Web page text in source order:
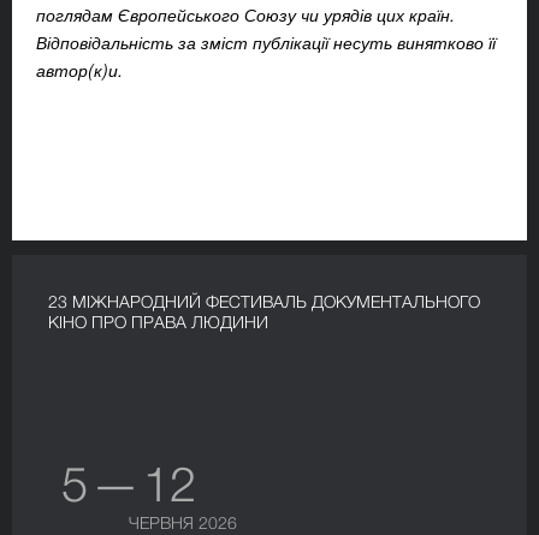
поглядам Європейського Союзу чи урядів цих країн.
Відповідальність за зміст публікації несуть винятково її
автор(к)и.
23 МІЖНАРОДНИЙ ФЕСТИВАЛЬ ДОКУМЕНТАЛЬНОГО
КІНО ПРО ПРАВА ЛЮДИНИ
5 — 12
ЧЕРВНЯ 2026